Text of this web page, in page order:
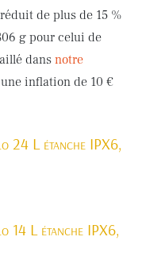
de plus de 15 %
g pour celui de
dans notre
inflation de 10 €
24 L étanche IPX6,
14 L étanche IPX6,